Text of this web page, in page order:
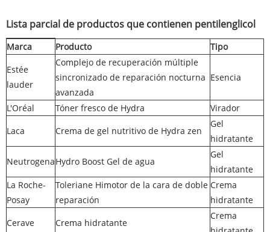
Lista parcial de productos que contienen pentilenglicol
Marca Producto
Tipo
Estée
lauder
Complejo de recuperación múltiple
sincronizado de reparación nocturna
avanzada
Esencia
L'Oréal Tóner fresco de Hydra
Virador
Laca
Crema de gel nutritivo de Hydra zen
Gel
hidratante
NeutrogenaHydro Boost Gel de agua
Gel
hidratante
La Roche-
Posay
Toleriane Himotor de la cara de doble
reparación
Crema
hidratante
Cerave
Crema hidratante
Crema